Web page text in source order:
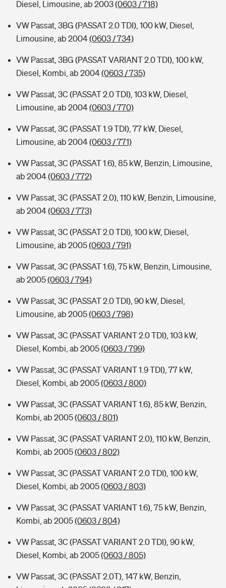
Diesel, Limousine, ab 2003(0603 / 718)
VW Passat, 3BG (PASSAT 2.0 TDI), 100 kW, Diesel,
Limousine, ab 2004(0603 / 734)
VW Passat, 3BG (PASSAT VARIANT 2.0 TDI), 100 kW,
Diesel, Kombi, ab 2004(0603 / 735)
VW Passat, 3C (PASSAT 2.0 TDI), 103 kW, Diesel,
Limousine, ab 2004(0603 / 770)
VW Passat, 3C (PASSAT 1.9 TDI), 77 kW, Diesel,
Limousine, ab 2004(0603 / 771)
VW Passat, 3C (PASSAT 1.6), 85 kW, Benzin, Limousine,
ab 2004(0603 / 772)
VW Passat, 3C (PASSAT 2.0), 110 kW, Benzin, Limousine,
ab 2004(0603 / 773)
VW Passat, 3C (PASSAT 2.0 TDI), 100 kW, Diesel,
Limousine, ab 2005(0603 / 791)
VW Passat, 3C (PASSAT 1.6), 75 kW, Benzin, Limousine,
ab 2005(0603 / 794)
VW Passat, 3C (PASSAT 2.0 TDI), 90 kW, Diesel,
Limousine, ab 2005(0603 / 798)
VW Passat, 3C (PASSAT VARIANT 2.0 TDI), 103 kW,
Diesel, Kombi, ab 2005(0603 / 799)
VW Passat, 3C (PASSAT VARIANT 1.9 TDI), 77 kW,
Diesel, Kombi, ab 2005(0603 / 800)
VW Passat, 3C (PASSAT VARIANT 1.6), 85 kW, Benzin,
Kombi, ab 2005(0603 / 801)
VW Passat, 3C (PASSAT VARIANT 2.0), 110 kW, Benzin,
Kombi, ab 2005(0603 / 802)
VW Passat, 3C (PASSAT VARIANT 2.0 TDI), 100 kW,
Diesel, Kombi, ab 2005(0603 / 803)
VW Passat, 3C (PASSAT VARIANT 1.6), 75 kW, Benzin,
Kombi, ab 2005(0603 / 804)
VW Passat, 3C (PASSAT VARIANT 2.0 TDI), 90 kW,
Diesel, Kombi, ab 2005(0603 / 805)
VW Passat, 3C (PASSAT 2.0T), 147 kW, Benzin,